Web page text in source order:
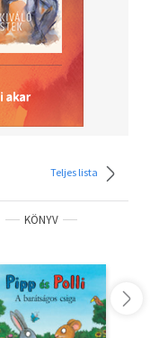
Teljes lista
KÖNYV